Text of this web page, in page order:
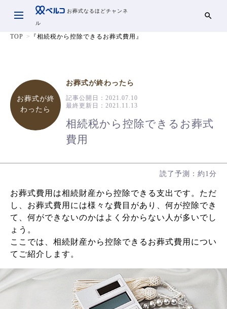
お葬式なるほどチャンネ
ル
TOP 『相続税から控除できるお葬式費用』
お葬式が終
わったら
お葬式が終わったら
記事公開日： 2021.07.10
最終更新日： 2021.11.13
相続税から控除できるお葬式
費用
読了予測：約1分
お葬式費用は相続財産から控除できる支出です。ただ
し、お葬式費用には様々な費目があり、何が控除でき
て、何ができないのかはよく分からない人が多いでし
ょう。
ここでは、相続財産から控除できるお葬式費用につい
てご紹介します。